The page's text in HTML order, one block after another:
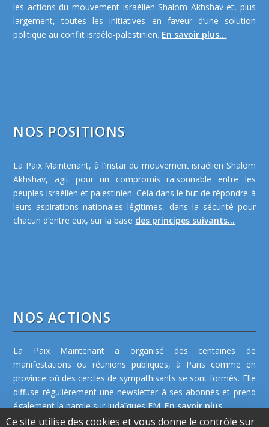
les actions du mouvement israélien Shalom Akhshav et, plus
largement, toutes les initiatives en faveur d’une solution
politique au conflit israélo-palestinien. En savoir plus...
NOS POSITIONS
La Paix Maintenant, à l’instar du mouvement israélien Shalom
Akhshav, agit pour un compromis raisonnable entre les
peuples israélien et palestinien. Cela dans le but de répondre à
leurs aspirations nationales légitimes, dans la sécurité pour
chacun d’entre eux, sur la base des principes suivants...
NOS ACTIONS
La Paix Maintenant a organisé des centaines de
manifestations ou réunions publiques, à Paris comme en
province où des cercles de sympathisants se sont formés. Elle
diffuse régulièrement une newsletter à ses abonnés et prend
également la parole sur Judaïques FM.En savoir plus...
Ce site utilise des cookies et vous donne le contrôle sur